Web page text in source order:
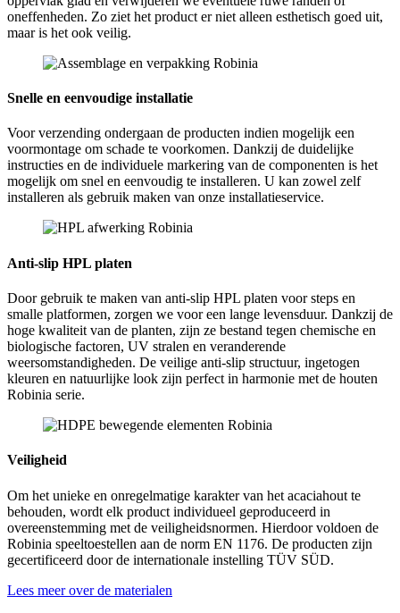
oneffenheden. Zo ziet het product er niet alleen esthetisch goed uit,
maar is het ook veilig.
Snelle en eenvoudige installatie
Voor verzending ondergaan de producten indien mogelijk een
voormontage om schade te voorkomen. Dankzij de duidelijke
instructies en de individuele markering van de componenten is het
mogelijk om snel en eenvoudig te installeren. U kan zowel zelf
installeren als gebruik maken van onze installatieservice.
Anti-slip HPL platen
Door gebruik te maken van anti-slip HPL platen voor steps en
smalle platformen, zorgen we voor een lange levensduur. Dankzij de
hoge kwaliteit van de planten, zijn ze bestand tegen chemische en
biologische factoren, UV stralen en veranderende
weersomstandigheden. De veilige anti-slip structuur, ingetogen
kleuren en natuurlijke look zijn perfect in harmonie met de houten
Robinia serie.
Veiligheid
Om het unieke en onregelmatige karakter van het acaciahout te
behouden, wordt elk product individueel geproduceerd in
overeenstemming met de veiligheidsnormen. Hierdoor voldoen de
Robinia speeltoestellen aan de norm EN 1176. De producten zijn
gecertificeerd door de internationale instelling TÜV SÜD.
Lees meer over de materialen